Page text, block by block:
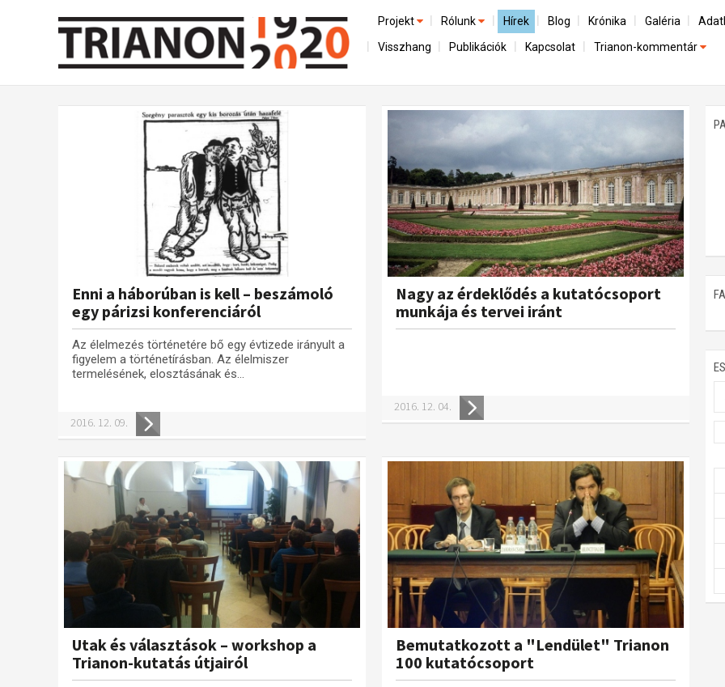
Projekt
Előzmények
Az összeomlás és a magyar társadalom
A békerendszer megszilárdulása
Utókor és emlékezet
Rólunk
A kutatócsoport működéséről
Hírek Blog Krónika Galéria
Visszhang Publikációk Kapcsolat Trianon-kommentár
Enni a háborúban is kell – beszámoló
egy párizsi konferenciáról
Az élelmezés történetére bő egy évtizede irányult a
figyelem a történetírásban. Az élelmiszer
termelésének, elosztásának és...
2016. 12. 09.
Nagy az érdeklődés a kutatócsoport
munkája és tervei iránt
2016. 12. 04.
Utak és választások – workshop a
Trianon-kutatás útjairól
Bemutatkozott a "Lendület" Trianon
100 kutatócsoport